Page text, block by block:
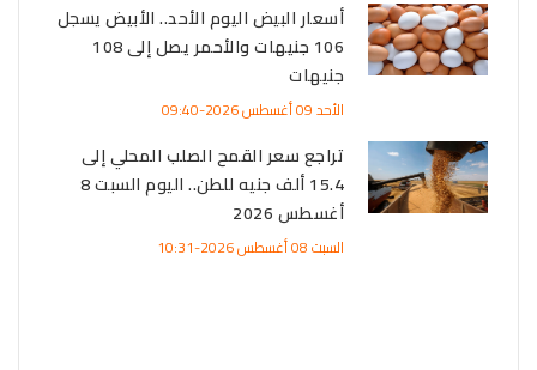
أسعار البيض اليوم الأحد.. الأبيض يسجل
106 جنيهات والأحمر يصل إلى 108
جنيهات
الأحد 09 أغسطس 2026-09:40
تراجع سعر القمح الصلب المحلي إلى
15.4 ألف جنيه للطن.. اليوم السبت 8
أغسطس 2026
السبت 08 أغسطس 2026-10:31